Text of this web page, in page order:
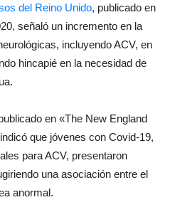
del Reino Unido, publicado en
señaló un incremento en la
incluyendo ACV, en
hincapié en la necesidad de
en «The New England
que jóvenes con Covid-19,
para ACV, presentaron
una asociación entre el
anormal.